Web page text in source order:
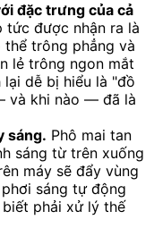
đặc trưng của cả
tức được nhận ra là
thể trông phẳng và
lẻ trông ngon mắt
dễ bị hiểu là "đồ
và khi nào — đã là
sáng. Phô mai tan
sáng từ trên xuống
máy sẽ đẩy vùng
sáng tự động
phải xử lý thế